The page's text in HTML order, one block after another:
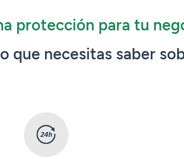
protección para tu
que necesitas saber